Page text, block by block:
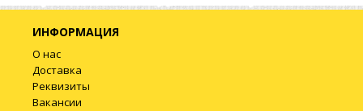
ИНФОРМАЦИЯ
О нас
Доставка
Реквизиты
Вакансии